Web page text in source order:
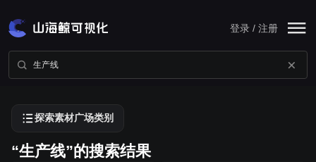
登录 / 注册
探索素材广场类别
“生产线”的搜索结果